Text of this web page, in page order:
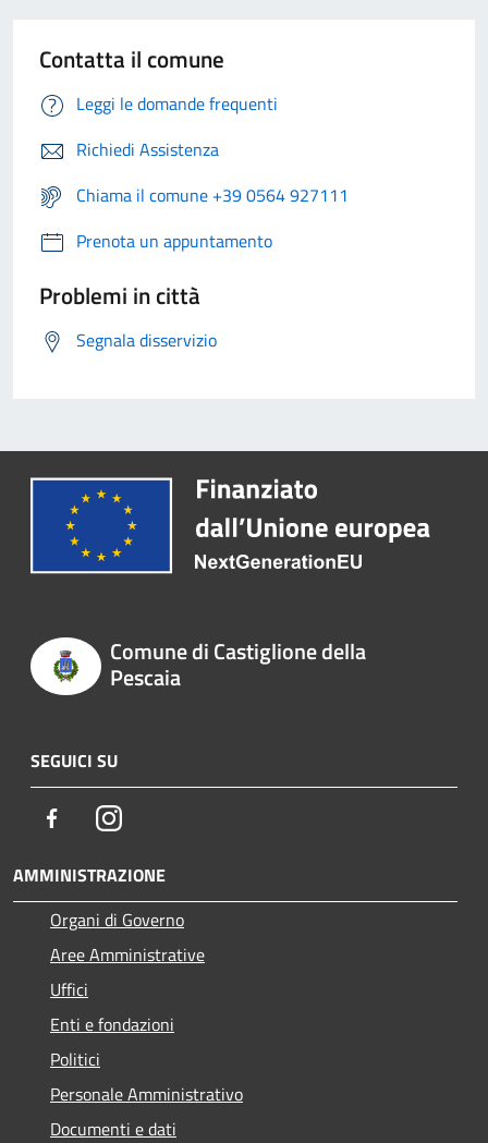
Contatta il comune
Leggi le domande frequenti
Richiedi Assistenza
Chiama il comune +39 0564 927111
Prenota un appuntamento
Problemi in città
Segnala disservizio
Comune di Castiglione della
Pescaia
SEGUICI SU
FacebookInstagram
AMMINISTRAZIONE
Organi di Governo
Aree Amministrative
Uffici
Enti e fondazioni
Politici
Personale Amministrativo
Documenti e dati